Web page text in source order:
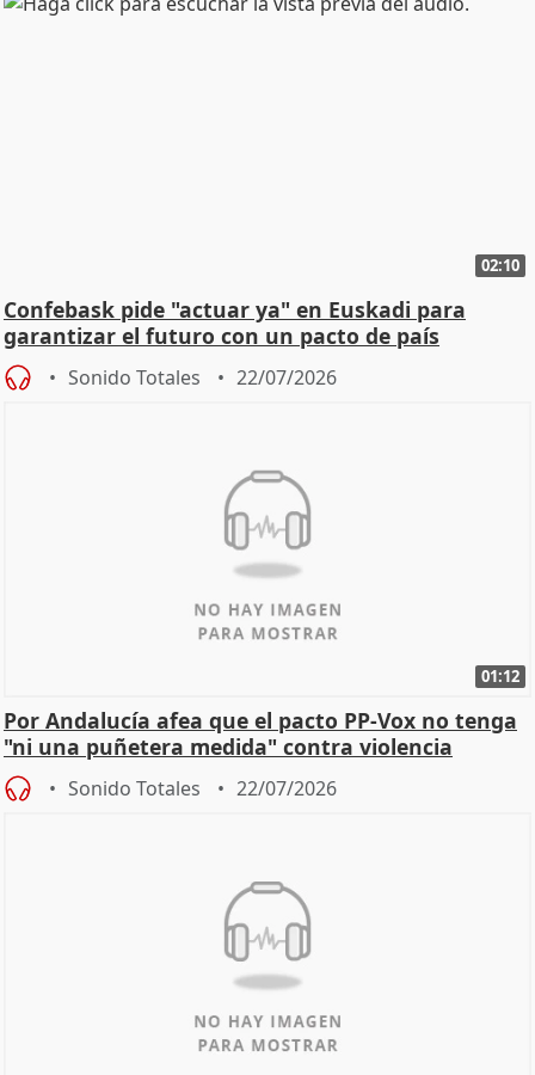
02:10
Confebask pide "actuar ya" en Euskadi para
garantizar el futuro con un pacto de país
Sonido Totales 22/07/2026
01:12
Por Andalucía afea que el pacto PP-Vox no tenga
"ni una puñetera medida" contra violencia
machista
Sonido Totales 22/07/2026